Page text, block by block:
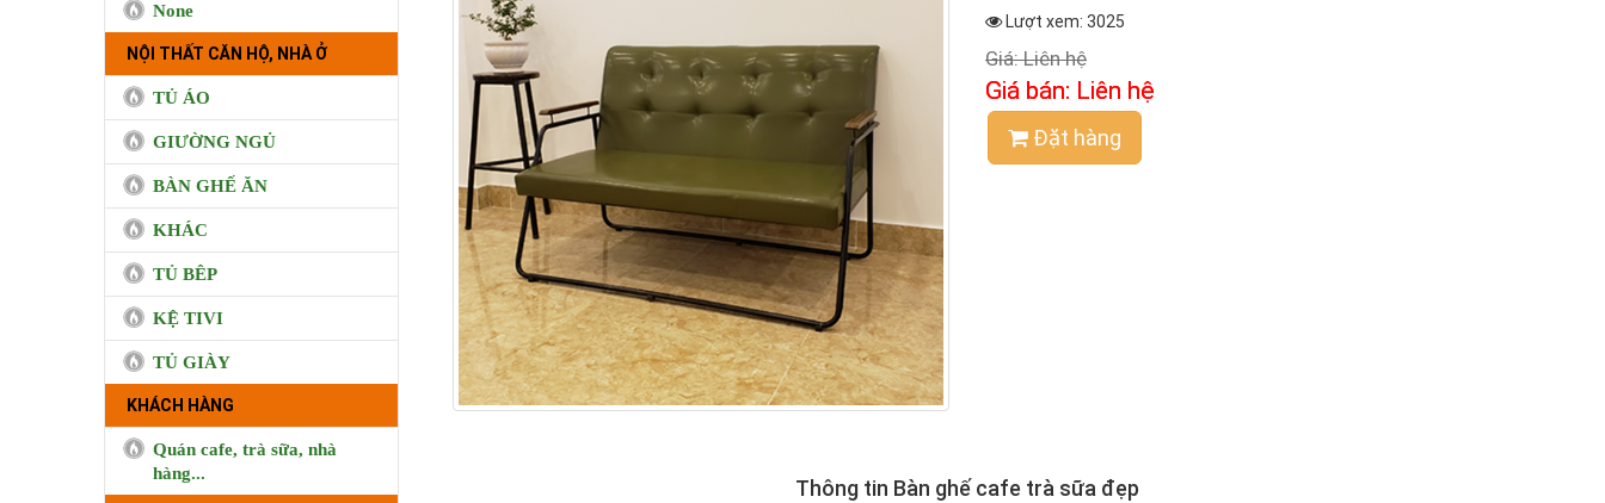
None
NỘI THẤT CĂN HỘ, NHÀ Ở
TỦ ÁO
GIƯỜNG NGỦ
BÀN GHẾ ĂN
KHÁC
TỦ BÊP
KỆ TIVI
TỦ GIÀY
KHÁCH HÀNG
Quán cafe, trà sữa, nhà
hàng...
Lượt xem: 3025
Giá:Liên hệ
Giá bán: Liên hệ
Đặt hàng
Thông tin Bàn ghế cafe trà sữa đẹp